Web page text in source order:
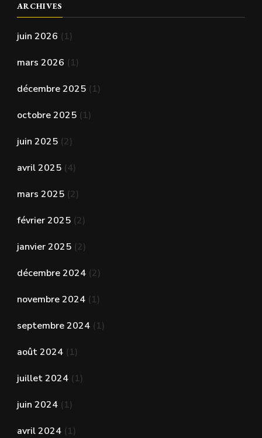
ARCHIVES
juin 2026 (1)
mars 2026 (1)
décembre 2025 (1)
octobre 2025 (1)
juin 2025 (2)
avril 2025 (4)
mars 2025 (2)
février 2025 (2)
janvier 2025 (2)
décembre 2024 (2)
novembre 2024 (1)
septembre 2024 (1)
août 2024 (1)
juillet 2024 (1)
juin 2024 (1)
avril 2024 (1)